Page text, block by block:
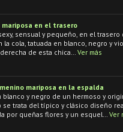
en el trasero
sensual y pequeño, en el
la cola, tatuada en blanco, negro y
de esta chica…
Ver más
mariposa en la espalda
blanco y negro de un hermoso y
se trata del típico y clásico diseño
por queñas flores y un esquel…
Ver